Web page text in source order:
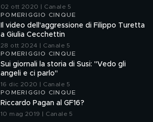
02 ott 2020 | Canale 5
POMERIGGIO CINQUE
Il video dell'aggressione di Filippo Turetta
a Giulia Cecchettin
28 ott 2024 | Canale 5
POMERIGGIO CINQUE
Sui giornali la storia di Susi: ''Vedo gli
angeli e ci parlo''
16 dic 2020 | Canale 5
POMERIGGIO CINQUE
Riccardo Pagan al GF16?
10 mag 2019 | Canale 5